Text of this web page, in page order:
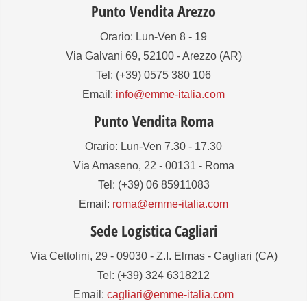
Punto Vendita Arezzo
Orario: Lun-Ven 8 - 19
Via Galvani 69, 52100 - Arezzo (AR)
Tel: (+39) 0575 380 106
Email: info@emme-italia.com
Punto Vendita Roma
Orario: Lun-Ven 7.30 - 17.30
Via Amaseno, 22 - 00131 - Roma
Tel: (+39) 06 85911083
Email: roma@emme-italia.com
Sede Logistica Cagliari
Via Cettolini, 29 - 09030 - Z.I. Elmas - Cagliari (CA)
Tel: (+39) 324 6318212
Email: cagliari@emme-italia.com